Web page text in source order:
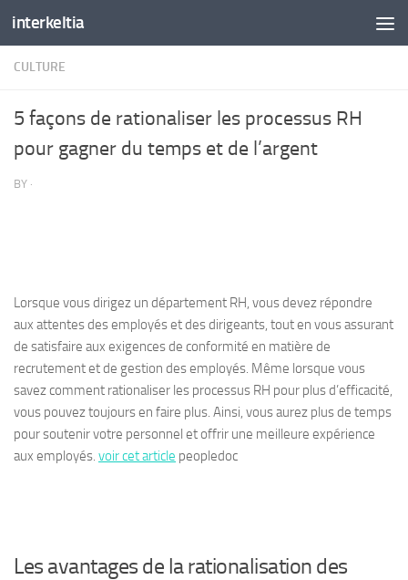
Skip to content
interkeltia
CULTURE
5 façons de rationaliser les processus RH
pour gagner du temps et de l’argent
BY ·
Lorsque vous dirigez un département RH, vous devez répondre
aux attentes des employés et des dirigeants, tout en vous assurant
de satisfaire aux exigences de conformité en matière de
recrutement et de gestion des employés. Même lorsque vous
savez comment rationaliser les processus RH pour plus d’efficacité,
vous pouvez toujours en faire plus. Ainsi, vous aurez plus de temps
pour soutenir votre personnel et offrir une meilleure expérience
aux employés. voir cet article peopledoc
Les avantages de la rationalisation des